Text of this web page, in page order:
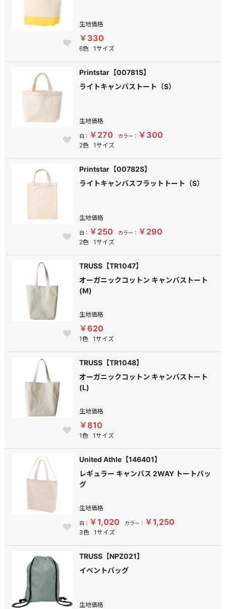
生地価格
￥330
6色 1サイズ
Printstar【00781S】
ライトキャンバストート（S）
生地価格
白： ￥270 カラー： ￥300
2色 1サイズ
Printstar【00782S】
ライトキャンバスフラットトート（S）
生地価格
白： ￥250 カラー： ￥290
2色 1サイズ
TRUSS【TR1047】
オーガニックコットン キャンバストート
(M)
生地価格
￥620
1色 1サイズ
TRUSS【TR1048】
オーガニックコットン キャンバストート
(L)
生地価格
￥810
1色 1サイズ
United Athle【146401】
レギュラー キャンバス 2WAY トートバッ
グ
生地価格
白： ￥1,020 カラー： ￥1,250
3色 1サイズ
TRUSS【NPZ021】
イベントバッグ
生地価格